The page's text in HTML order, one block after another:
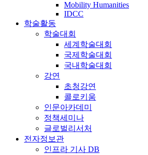
Mobility Humanities
IDCC
학술활동
학술대회
세계학술대회
국제학술대회
국내학술대회
강연
초청강연
콜로키움
인문아카데미
정책세미나
글로벌리서처
전자정보관
인프라 기사 DB